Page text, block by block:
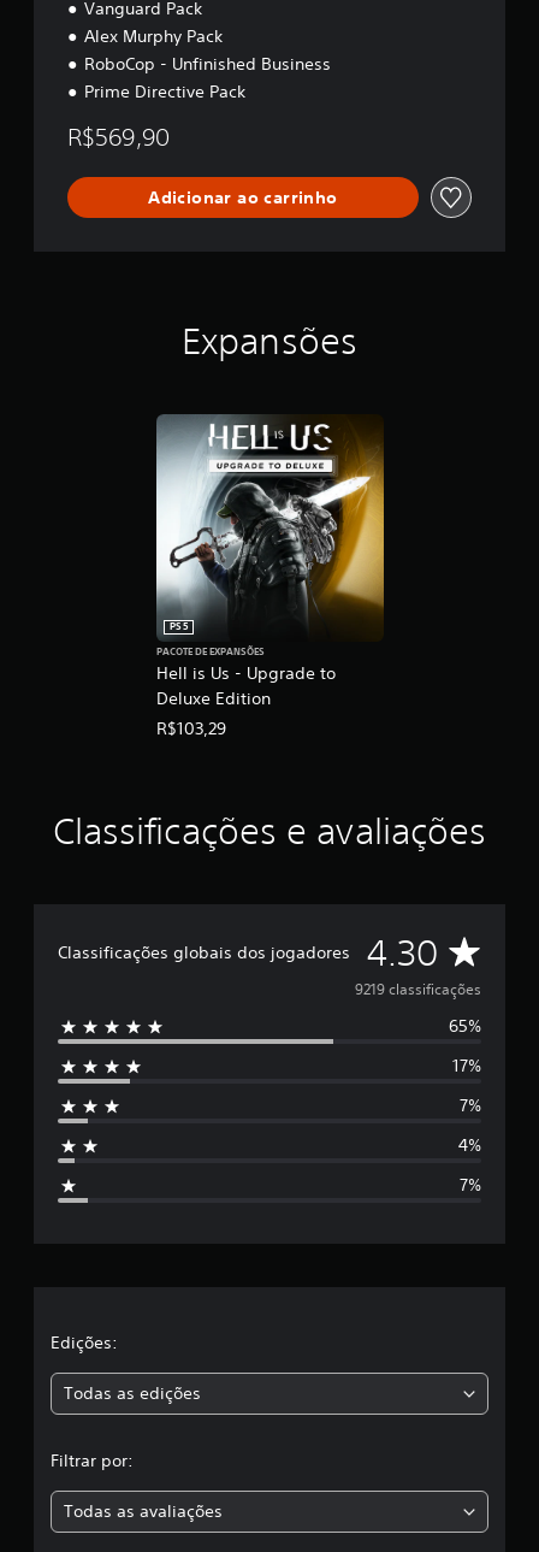
Vanguard Pack
Alex Murphy Pack
RoboCop - Unfinished Business
Prime Directive Pack
R$569,90
Adicionar ao carrinho
Expansões
Hell is Us - Upgrade to
Deluxe Edition
PS5
PACOTE DE EXPANSÕES
R$103,29
Classificações e avaliações
Classificações globais dos jogadores 4.30 D
e
5
e
a
c
9219 classificações
65%
17%
7%
4%
7%
Edições:
Todas as edições
Filtrar por:
Todas as avaliações